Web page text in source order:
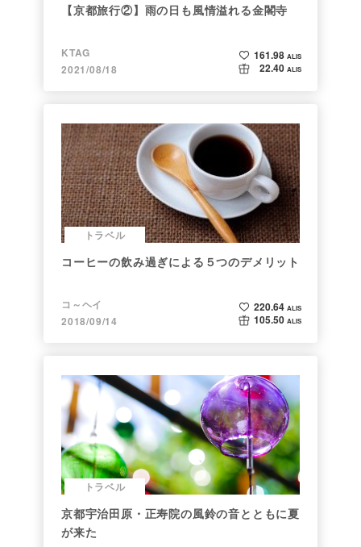
【京都旅行②】雨の日も風情溢れる金閣寺
KTAG
2021/08/18
161.98 ALIS
22.40 ALIS
トラベル
コーヒーの飲み過ぎによる５つのデメリット
コ～ヘイ
2018/09/14
220.64 ALIS
105.50 ALIS
トラベル
京都宇治田原・正寿院の風鈴の音とともに夏
が来た